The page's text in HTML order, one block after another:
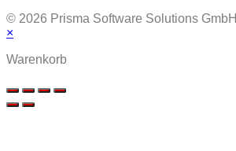
© 2026 Prisma Software Solutions GmbH
×
Warenkorb